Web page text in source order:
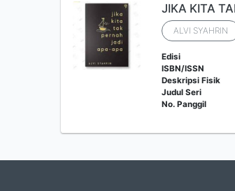
JIKA KITA
ALVI SYAHRIN
Edisi
ISBN/ISSN
Deskripsi Fisik
Judul Seri
No. Panggil